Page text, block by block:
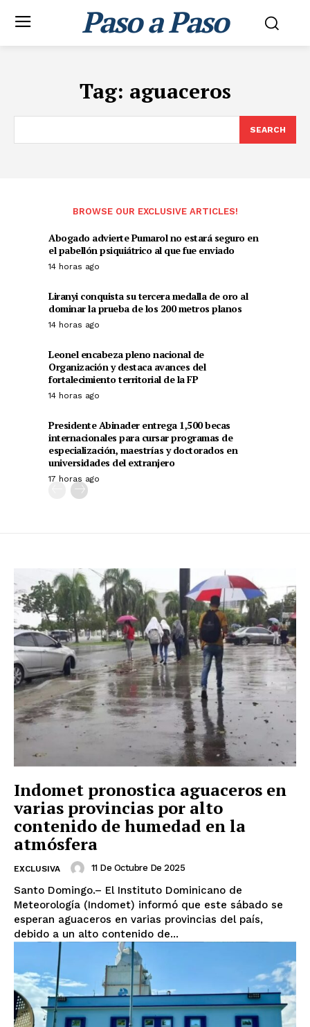
Paso a Paso
Tag: aguaceros
SEARCH
BROWSE OUR EXCLUSIVE ARTICLES!
Abogado advierte Pumarol no estará seguro en
el pabellón psiquiátrico al que fue enviado
14 horas ago
Liranyi conquista su tercera medalla de oro al
dominar la prueba de los 200 metros planos
14 horas ago
Leonel encabeza pleno nacional de
Organización y destaca avances del
fortalecimiento territorial de la FP
14 horas ago
Presidente Abinader entrega 1,500 becas
internacionales para cursar programas de
especialización, maestrías y doctorados en
universidades del extranjero
17 horas ago
Indomet pronostica aguaceros en
varias provincias por alto
contenido de humedad en la
atmósfera
EXCLUSIVA 11 De Octubre De 2025
Santo Domingo.– El Instituto Dominicano de
Meteorología (Indomet) informó que este sábado se
esperan aguaceros en varias provincias del país,
debido a un alto contenido de...